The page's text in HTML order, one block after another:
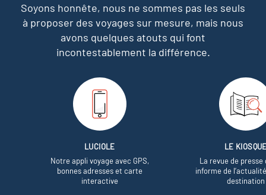
Soyons honnête, nous ne sommes pas les seuls
à proposer des voyages sur mesure, mais nous
avons quelques atouts qui font
incontestablement la différence.
LUCIOLE
Notre appli voyage avec GPS,
bonnes adresses et carte
interactive
LE
La revue de presse
informe de
destination